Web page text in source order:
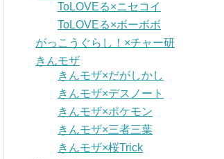
ToLOVEる×ニセコイ
ToLOVEる×ボーボボ
がっこうぐらし！×チャー研
きんモザ
きんモザ×だがしかし
きんモザ×デスノート
きんモザ×ポケモン
きんモザ×三者三葉
きんモザ×桜Trick